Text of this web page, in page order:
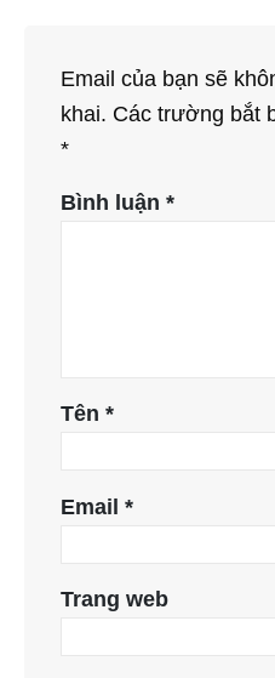
Email của bạn sẽ
khai. Các trường bắt
*
Bình luận *
Tên *
Email *
Trang web